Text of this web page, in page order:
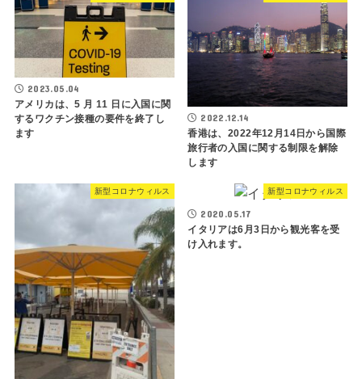
2023.05.04
アメリカは、5 月 11 日に入国に関
するワクチン接種の要件を終了し
ます
2022.12.14
香港は、2022年12月14日から国際
旅行者の入国に関する制限を解除
します
新型コロナウィルス 新型コロナウィルス
2020.05.17
イタリアは6月3日から観光客を受
け入れます。